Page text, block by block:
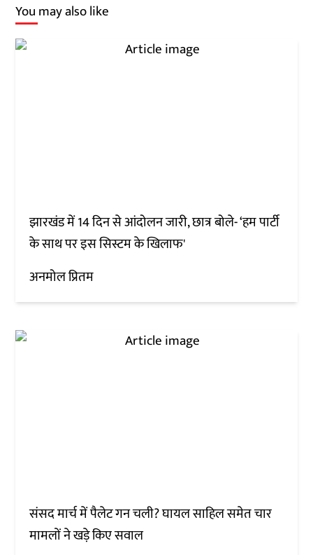
You may also like
झारखंड में 14 दिन से आंदोलन जारी, छात्र बोले- ‘हम पार्टी
के साथ पर इस सिस्टम के खिलाफ'
अनमोल प्रितम
संसद मार्च में पैलेट गन चली? घायल साहिल समेत चार
मामलों ने खड़े किए सवाल